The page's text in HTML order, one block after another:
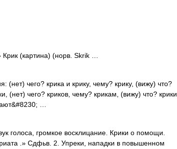
(картина) (норв. Skrik …
чего? крика и крику, чему? крику, (вижу) что?
(нет) чего? криков, чему? крикам, (вижу) что? крики,
…
голоса, громкое восклицание. Крики о помощи.
.» Сдфьв. 2. Упреки, нападки в повышенном